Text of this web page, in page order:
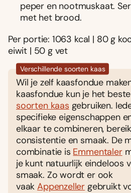
peper en nootmuskaat.
met het brood.
Per portie: 1063 kcal | 80 g
eiwit | 50 g vet
Verschillende soorten kaas
Wil je zelf kaasfondue
kaasfondue kun je het beste
soorten kaas gebruiken.
specifieke eigenschappen
elkaar te combineren,
consistentie en smaak. De
combinatie is Emmentaler
je kunt natuurlijk eindeloos
smaak. Zo wordt er ook
vaakAppenzeller gebruikt